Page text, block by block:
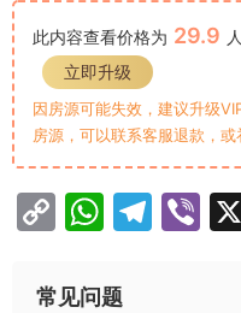
此内容查看价格为 29.9
立即升级
因房源可能失效，建议升级
房源，可以联系客服退款，或
C
p
W
at
T
Vi
常见问题